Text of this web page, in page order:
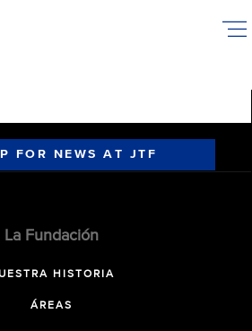
FOR NEWS AT JTF
La Fundación
HISTORIA
ÁREAS